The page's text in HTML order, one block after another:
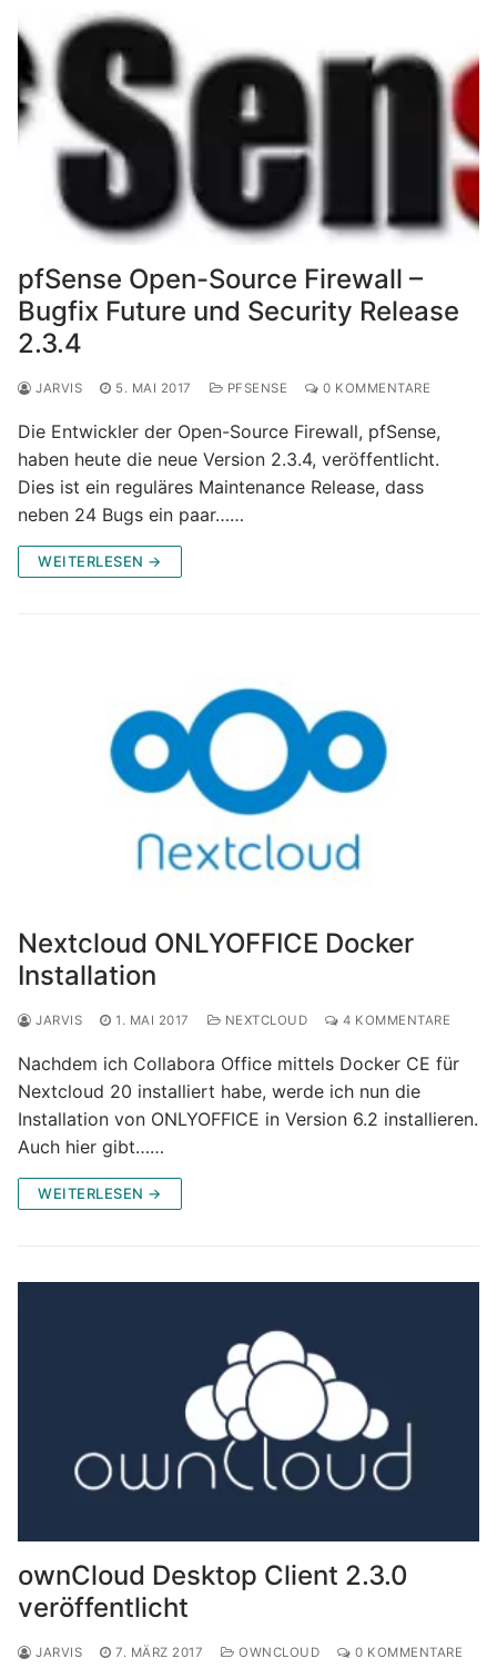
pfSense Open-Source Firewall –
Bugfix Future und Security Release
2.3.4
JARVIS 5. MAI 2017 PFSENSE 0 KOMMENTARE
Die Entwickler der Open-Source Firewall, pfSense,
haben heute die neue Version 2.3.4, veröffentlicht.
Dies ist ein reguläres Maintenance Release, dass
neben 24 Bugs ein paar……
WEITERLESEN →
Nextcloud ONLYOFFICE Docker
Installation
JARVIS 1. MAI 2017 NEXTCLOUD 4 KOMMENTARE
Nachdem ich Collabora Office mittels Docker CE für
Nextcloud 20 installiert habe, werde ich nun die
Installation von ONLYOFFICE in Version 6.2 installieren.
Auch hier gibt……
WEITERLESEN →
ownCloud Desktop Client 2.3.0
veröffentlicht
JARVIS 7. MÄRZ 2017 OWNCLOUD 0 KOMMENTARE